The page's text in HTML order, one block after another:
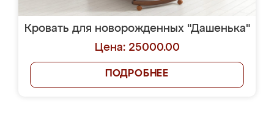
Кровать для новорожденных "Дашенька"
Цена: 25000.00
ПОДРОБНЕЕ